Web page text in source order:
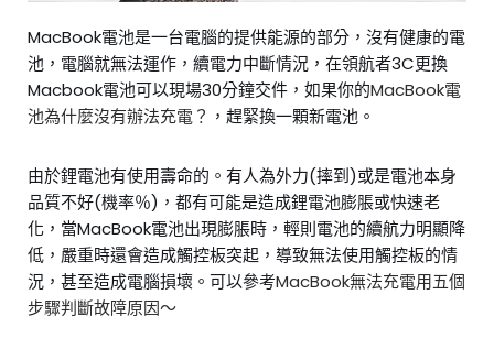
MacBook電池是一台電腦的提供能源的部分，沒有健康的電
池，電腦就無法運作，續電力中斷情況，在領航者3C更換
Macbook電池可以現場30分鐘交件，如果你的MacBook電
池為什麼沒有辦法充電？ ，趕緊換一顆新電池。
由於鋰電池有使用壽命的。有人為外力(摔到)或是電池本身
品質不好(機率％)，都有可能是造成鋰電池膨脹或快速老
化，當MacBook電池出現膨脹時，輕則電池的續航力明顯降
低，嚴重時還會造成觸控板突起，導致無法使用觸控板的情
況，甚至造成電腦損壞。可以參考MacBook無法充電用五個
步驟判斷故障原因～